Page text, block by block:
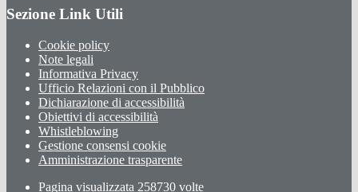
Sezione Link Utili
Cookie policy
Note legali
Informativa Privacy
Ufficio Relazioni con il Pubblico
Dichiarazione di accessibilità
Obiettivi di accessibilità
Whistleblowing
Gestione consensi cookie
Amministrazione trasparente
Pagina visualizzata 258730 volte